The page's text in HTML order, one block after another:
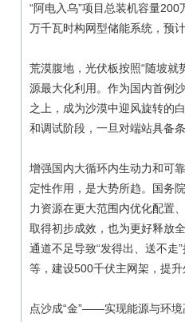
“阿电入乌”项目总装机容量
万千瓦时构网型储能系统，预
荒漠腹地，光伏板按照“随坡
源最大化利用。作为国内首例
之上，成为沙漠中迎风旋转的
和调试阶段，一旦对端站具备
增强国内大循环内生动力和可
定性作用，是大势所趋。国务
力资源在更大范围内优化配置
取得初步成效，也为更好释放
通道不足导致“发得出、送不
等，建设500千伏主网架，提
点沙成“金”——实现能源与环